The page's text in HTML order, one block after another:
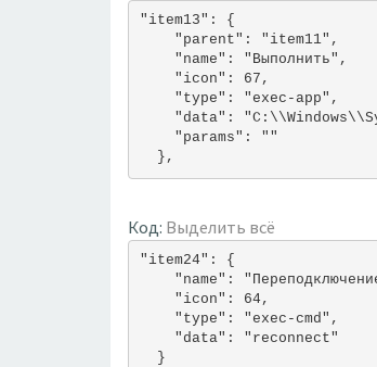
"item13": {
"parent": "item11",
"name": "Выполнить",
"icon": 67,
"type": "exec-app",
"data":
"params": ""
},
Код: Выделить всё
"item24": {
"name":
"icon": 64,
"type": "exec-cmd",
"data": "reconnect"
}